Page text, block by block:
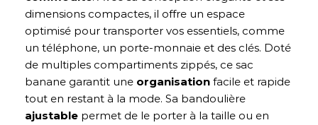
dimensions compactes, il offre un espace
optimisé pour transporter vos essentiels, comme
un téléphone, un porte-monnaie et des clés. Doté
de multiples compartiments zippés, ce sac
banane garantit une organisation facile et rapide
tout en restant à la mode. Sa bandoulière
ajustable permet de le porter à la taille ou en